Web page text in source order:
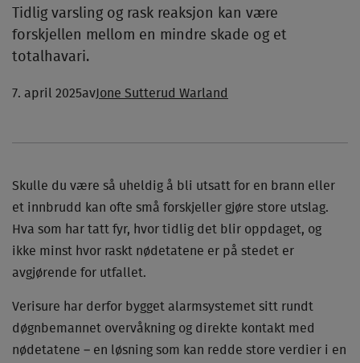
Tidlig varsling og rask reaksjon kan være
forskjellen mellom en mindre skade og et
totalhavari.
7. april 2025av Jone Sutterud Warland
Skulle du være så uheldig å bli utsatt for en brann eller
et innbrudd kan ofte små forskjeller gjøre store utslag.
Hva som har tatt fyr, hvor tidlig det blir oppdaget, og
ikke minst hvor raskt nødetatene er på stedet er
avgjørende for utfallet.
Verisure har derfor bygget alarmsystemet sitt rundt
døgnbemannet overvåkning og direkte kontakt med
nødetatene – en løsning som kan redde store verdier i en